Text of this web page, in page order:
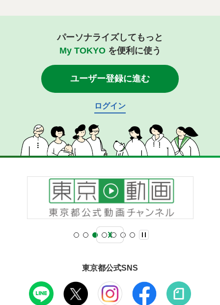
パーソナライズしてもっと
My TOKYOを便利に使う
ユーザー登録に進む
ログイン
東京都公式SNS